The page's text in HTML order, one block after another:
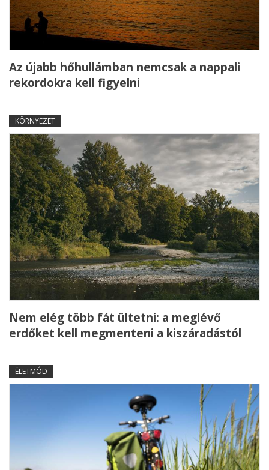
Az újabb hőhullámban nemcsak a nappali
rekordokra kell figyelni
KÖRNYEZET
Nem elég több fát ültetni: a meglévő
erdőket kell megmenteni a kiszáradástól
ÉLETMÓD